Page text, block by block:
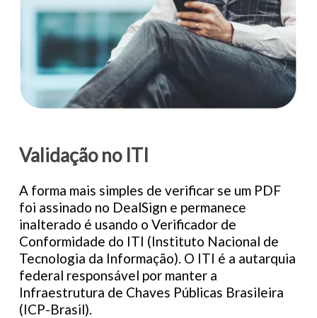
Validação no ITI
A forma mais simples de verificar se um PDF
foi assinado no DealSign e permanece
inalterado é usando o Verificador de
Conformidade do ITI (Instituto Nacional de
Tecnologia da Informação). O ITI é a autarquia
federal responsável por manter a
Infraestrutura de Chaves Públicas Brasileira
(ICP-Brasil).